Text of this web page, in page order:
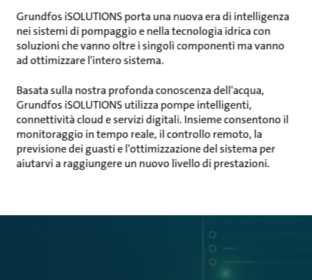
Grundfos iSOLUTIONS porta una nuova era di intelligenza
nei sistemi di pompaggio e nella tecnologia idrica con
soluzioni che vanno oltre i singoli componenti ma vanno
ad ottimizzare l'intero sistema.
Basata sulla nostra profonda conoscenza dell'acqua,
Grundfos iSOLUTIONS utilizza pompe intelligenti,
connettività cloud e servizi digitali. Insieme consentono il
monitoraggio in tempo reale, il controllo remoto, la
previsione dei guasti e l'ottimizzazione del sistema per
aiutarvi a raggiungere un nuovo livello di prestazioni.